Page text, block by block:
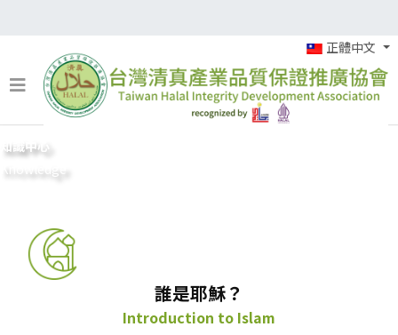
正體中文
知識中心
Knowledge
誰是耶穌？
Introduction to Islam